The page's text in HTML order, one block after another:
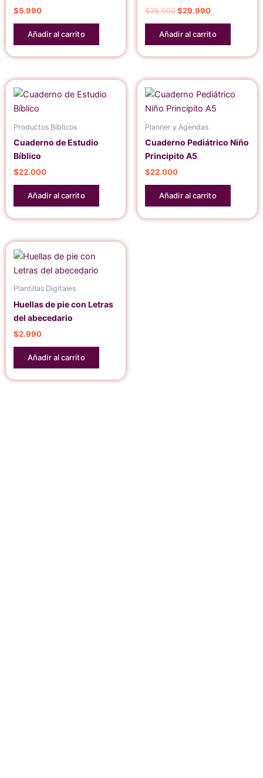
$5.990
Añadir al carrito
$35.900$29.990
Añadir al carrito
Productos Bíblicos
Cuaderno de Estudio
Bíblico
$22.000
Añadir al carrito
Planner y Agendas
Cuaderno Pediátrico Niño
Principito A5
$22.000
Añadir al carrito
Plantillas Digitales
Huellas de pie con Letras
del abecedario
$2.990
Añadir al carrito